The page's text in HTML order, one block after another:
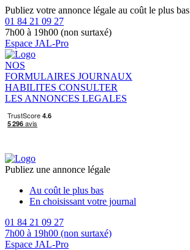
Publiez votre annonce légale au coût le plus bas
01 84 21 09 27
7h00 à 19h00 (non surtaxé)
Espace JAL-Pro
NOS
FORMULAIRES JOURNAUX
HABILITES CONSULTER
LES ANNONCES LEGALES
Publiez une annonce légale
Au coût le plus bas
En choisissant votre journal
01 84 21 09 27
7h00 à 19h00 (non surtaxé)
Espace JAL-Pro